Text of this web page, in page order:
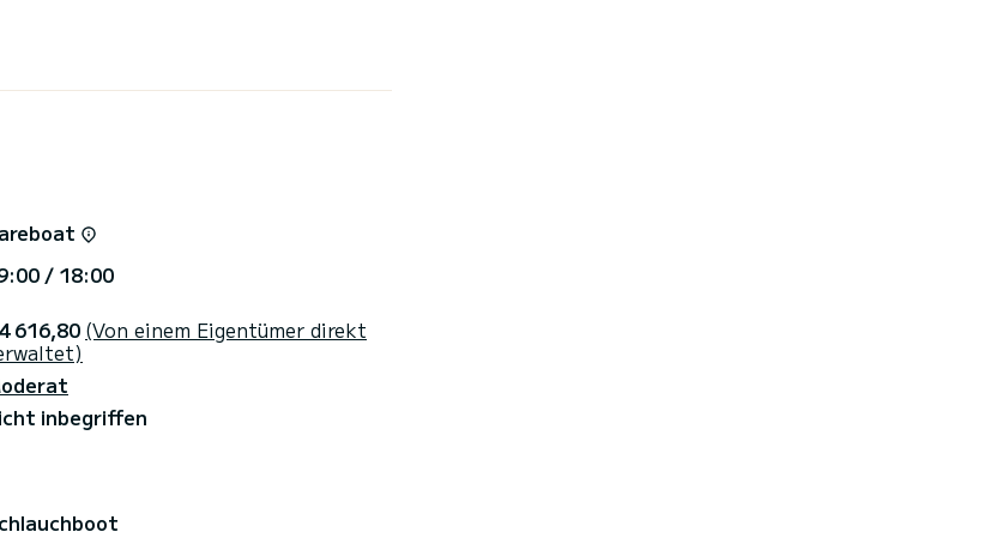
/ 18:00
616,80 (Von einem Eigentümer direkt
inbegriffen